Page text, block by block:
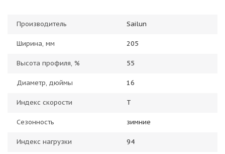
Производитель Sailun
Ширина, мм 205
Высота профиля, % 55
Диаметр, дюймы 16
Индекс скорости T
Сезонность зимние
Индекс нагрузки 94